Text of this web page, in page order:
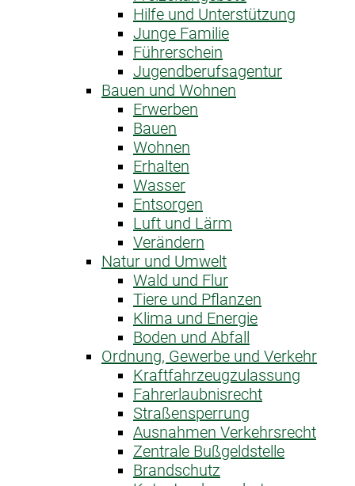
Hilfe und Unterstützung
Junge Familie
Führerschein
Jugendberufsagentur
Bauen und Wohnen
Erwerben
Bauen
Wohnen
Erhalten
Wasser
Entsorgen
Luft und Lärm
Verändern
Natur und Umwelt
Wald und Flur
Tiere und Pflanzen
Klima und Energie
Boden und Abfall
Ordnung, Gewerbe und Verkehr
Kraftfahrzeug­zulassung
Fahrerlaubnis­recht
Straßensperrung
Ausnahme­n Verkehrsrecht
Zentrale Bußgeldstelle
Brandschutz